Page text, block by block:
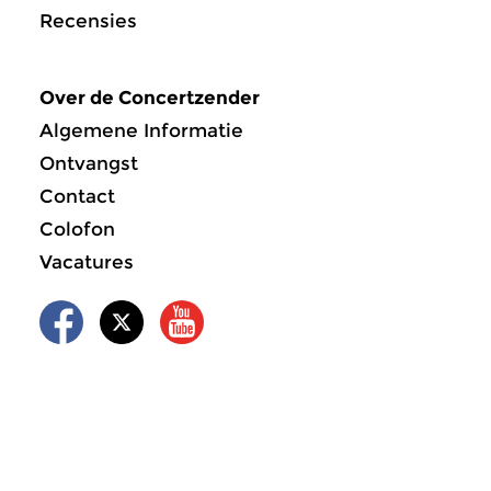
Recensies
Over de Concertzender
Algemene Informatie
Ontvangst
Contact
Colofon
Vacatures